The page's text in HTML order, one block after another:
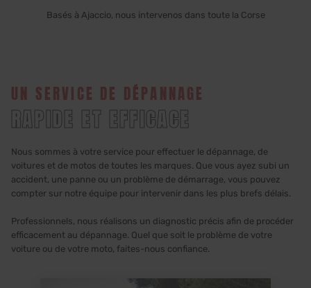
Basés à Ajaccio, nous intervenos dans toute la Corse
UN SERVICE DE DÉPANNAGE
RAPIDE ET EFFICACE
Nous sommes à votre service pour effectuer le dépannage, de
voitures et de motos de toutes les marques. Que vous ayez subi un
accident, une panne ou un problème de démarrage, vous pouvez
compter sur notre équipe pour intervenir dans les plus brefs délais.
Professionnels, nous réalisons un diagnostic précis afin de procéder
efficacement au dépannage. Quel que soit le problème de votre
voiture ou de votre moto, faites-nous confiance.